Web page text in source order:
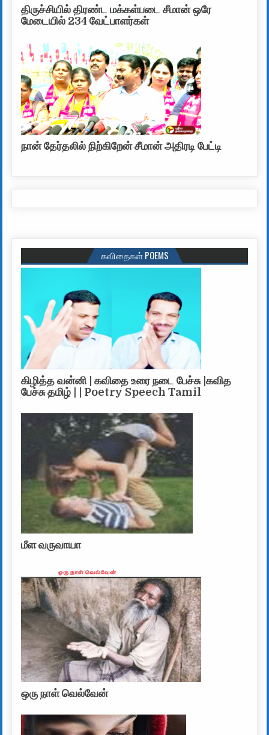
திருச்சியில் திரண்ட மக்கள்படை சீமான் ஒரே
மேடையில் 234 வேட்பாளர்கள்
நான் தேர்தலில் நிற்கிறேன் சீமான் அதிரடி பேட்டி
கவிதைகள் POEMS
கிழித்த வன்னி | கவிதை உரை நடை பேச்சு |கவித
பேச்சு தமிழ் | | Poetry Speech Tamil
மீள வருவாயா
ஒரு நாள் வெல்வேன்